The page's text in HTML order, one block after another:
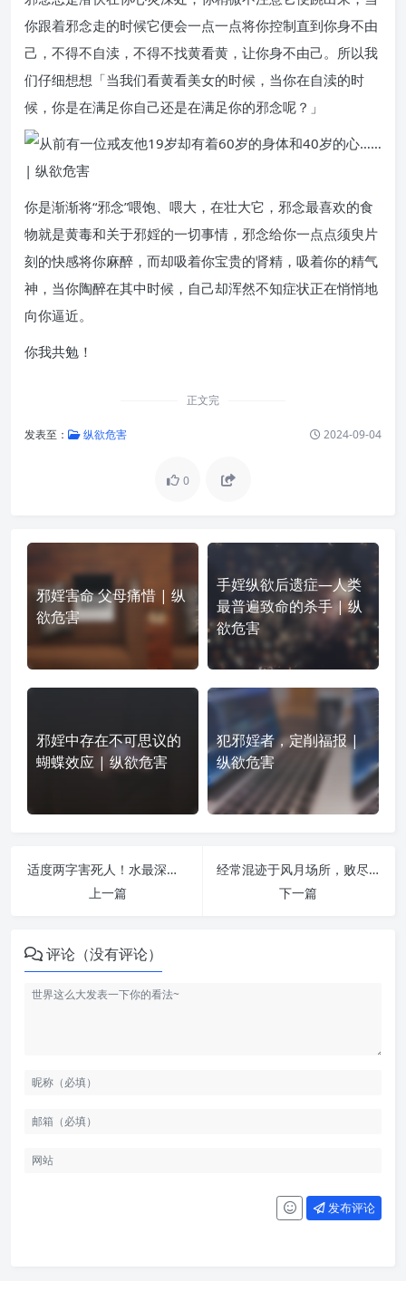
你跟着邪念走的时候它便会一点一点将你控制直到你身不由
己，不得不自渎，不得不找黄看黄，让你身不由己。所以我
们仔细想想「当我们看黄看美女的时候，当你在自渎的时
候，你是在满足你自己还是在满足你的邪念呢？」
你是渐渐将“邪念”喂饱、喂大，在壮大它，邪念最喜欢的食
物就是黄毒和关于邪婬的一切事情，邪念给你一点点须臾片
刻的快感将你麻醉，而却吸着你宝贵的肾精，吸着你的精气
神，当你陶醉在其中时候，自己却浑然不知症状正在悄悄地
向你逼近。
你我共勉！
正文完
发表至： 纵欲危害 2024-09-04
0
邪婬害命 父母痛惜 | 纵
欲危害
手婬纵欲后遗症—人类
最普遍致命的杀手 | 纵
欲危害
邪婬中存在不可思议的
蝴蝶效应 | 纵欲危害
犯邪婬者，定削福报 |
纵欲危害
适度两字害死人！水最深的就是适度这个词 | 纵欲危害
上一篇
经常混迹于风月场所，败尽一手好牌 | 纵欲危害
下一篇
评论（没有评论）
发布评论